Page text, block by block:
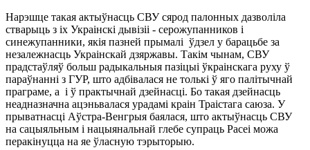
Нарэшце такая актыўнасць СВУ сярод палонных дазволіла
стварыць з іх Украінскі дывізіі - серожупанников і
синежупанники, якія пазней прымалі ўдзел у барацьбе за
незалежнасць Украінскай дзяржавы. Такім чынам, СВУ
прадстаўляў больш радыкальныя пазіцыі ўкраінскага руху ў
параўнанні з ГУР, што адбівалася не толькі ў яго палітычнай
праграме, а і ў практычнай дзейнасці. Бо такая дзейнасць
неадназначна ацэньвалася урадамі краін Траістага саюза. У
прыватнасці Аўстра-Венгрыя баялася, што актыўнасць СВУ
на сацыяльным і нацыянальнай глебе супраць Расеі можа
перакінуцца на яе ўласную тэрыторыю.